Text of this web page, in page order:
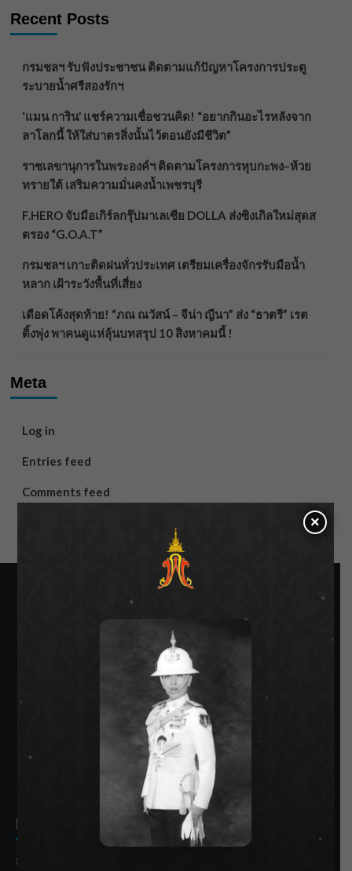
Recent Posts
กรมชลฯ รับฟังประชาชน ติดตามแก้ปัญหาโครงการประตู
ระบายน้ำศรีสองรักฯ
‘แมน การิน’ แชร์ความเชื่อชวนคิด! “อยากกินอะไรหลังจาก
ลาโลกนี้ ให้ใส่บาตรสิ่งนั้นไว้ตอนยังมีชีวิต”
ราชเลขานุการในพระองค์ฯ ติดตามโครงการหุบกะพง–ห้วย
ทรายใต้ เสริมความมั่นคงน้ำเพชรบุรี
F.HERO จับมือเกิร์ลกรุ๊ปมาเลเซีย DOLLA ส่งซิงเกิลใหม่สุดส
ตรอง “G.O.A.T”
กรมชลฯ เกาะติดฝนทั่วประเทศ เตรียมเครื่องจักรรับมือน้ำ
หลาก เฝ้าระวังพื้นที่เสี่ยง
เดือดโค้งสุดท้าย! “ภณ ณวัสน์ – จีน่า ญีนา” ส่ง “ธาตรี” เรต
ติ้งพุ่ง พาคนดูแห่ลุ้นบทสรุป 10 สิงหาคมนี้ !
Meta
Log in
Entries feed
Comments feed
SIAMRATH VARIETY
THE BEST ENTERTAINMENT
Recent Posts
กรมชลฯ รับฟังประชาชน ติดตามแก้ปัญหาโครงการประตู
×